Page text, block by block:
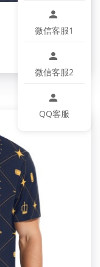
size
display solution
Hollow images
微信客服1
微信客服2
QQ客服